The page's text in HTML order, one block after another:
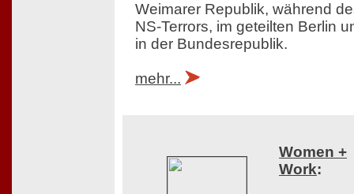
Weimarer Republik, während
NS-Terrors, im geteilten Berlin
in der Bundesrepublik.
mehr...
Women +
Work: